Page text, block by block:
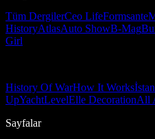
Tüm DergilerCeo LifeFormsante
HistoryAtlasAuto ShowB-Mag
Girl
History Of WarHow It Works
UpYachtLevelElle DecorationAll
Sayfalar